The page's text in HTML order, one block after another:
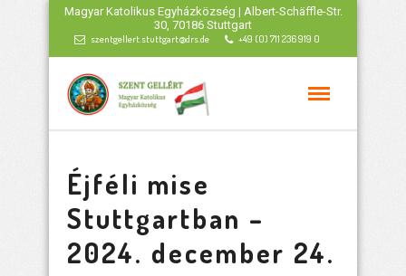
Magyar Katolikus Egyházközség | Albert-Schäffle-Str.
30, 70186 Stuttgart
szentgellert.stuttgart@drs.de +49 (0) 711 236 919 0
Éjféli mise
Stuttgartban –
2024. december 24.